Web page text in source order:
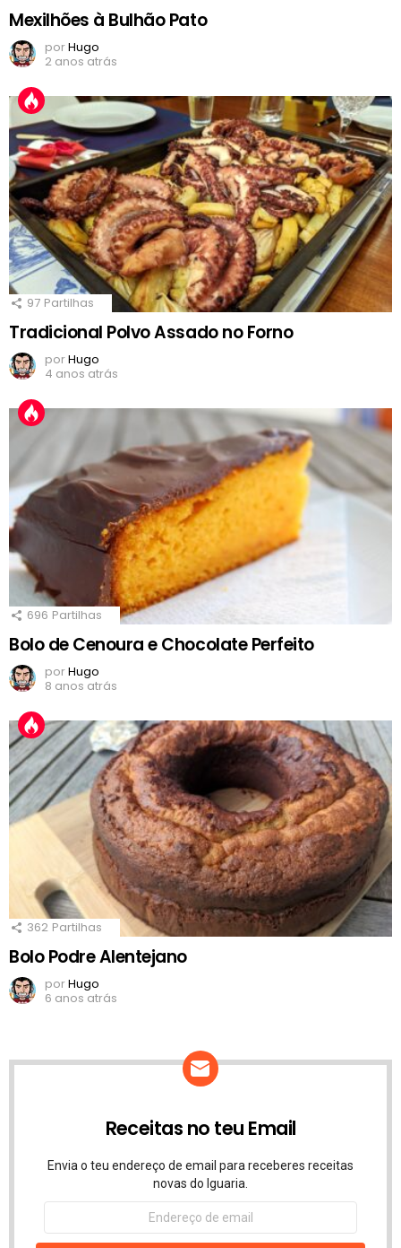
Mexilhões à Bulhão Pato
porHugo
2 anos atrás
97 Partilhas
Tradicional Polvo Assado no Forno
porHugo
4 anos atrás
696 Partilhas
Bolo de Cenoura e Chocolate Perfeito
porHugo
8 anos atrás
362 Partilhas
Bolo Podre Alentejano
porHugo
6 anos atrás
Receitas no teu Email
Envia o teu endereço de email para receberes receitas
novas do Iguaria.
Endereço
email